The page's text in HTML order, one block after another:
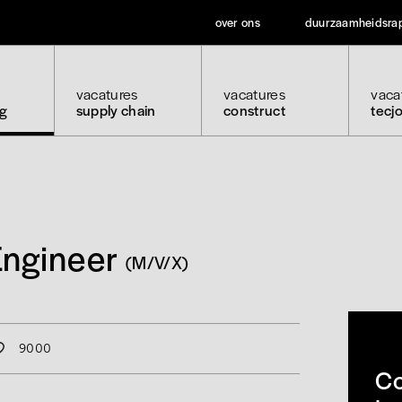
over ons
vacatures
supply chain
vacatures
construct
(M/V/X)
9000